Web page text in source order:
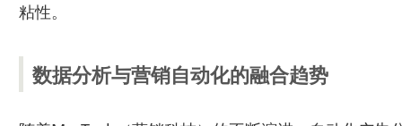
粘性。
数据分析与营销自动化的融合趋势